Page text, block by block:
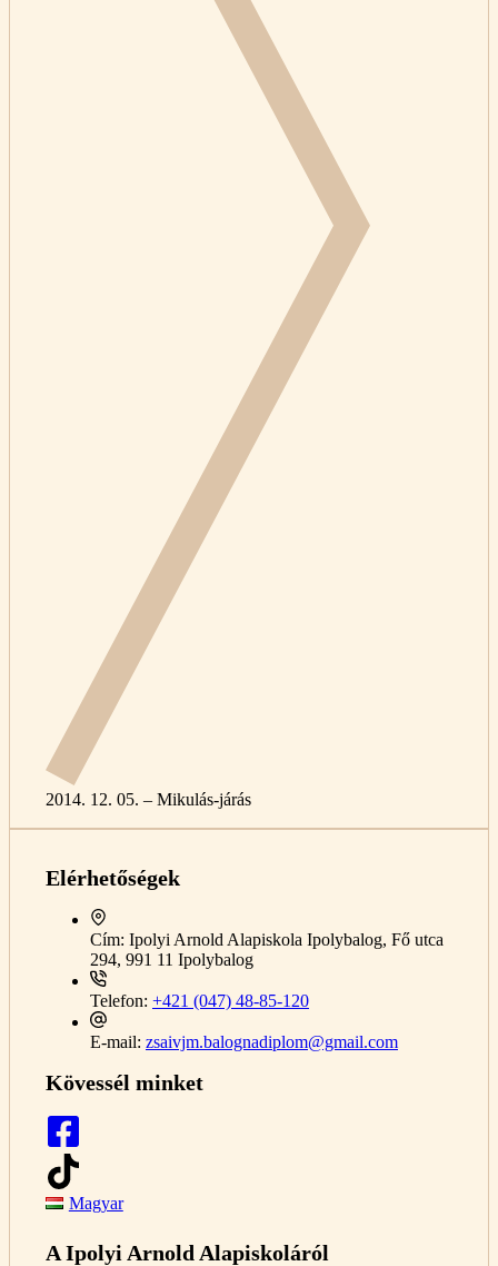
2014. 12. 05. – Mikulás-járás
Elérhetőségek
Cím: Ipolyi Arnold Alapiskola Ipolybalog, Fő utca
294, 991 11 Ipolybalog
Telefon: +421 (047) 48-85-120
E-mail: zsaivjm.balognadiplom@gmail.com
Kövessél minket
Magyar
A Ipolyi Arnold Alapiskoláról